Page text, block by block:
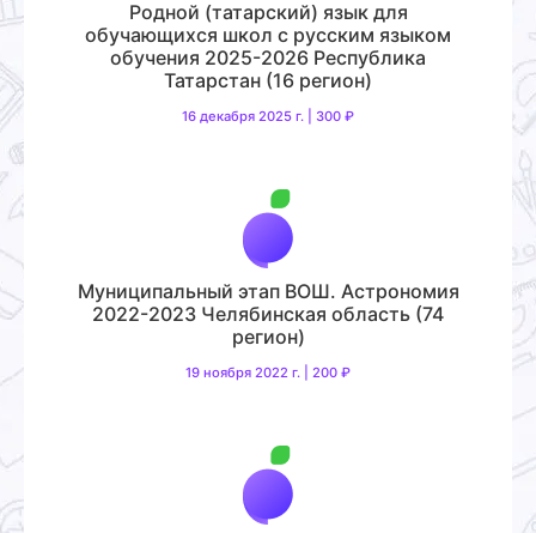
Родной (татарский) язык для
обучающихся школ с русским языком
обучения 2025-2026 Республика
Татарстан (16 регион)
16 декабря 2025 г. | 300 ₽
Муниципальный этап ВОШ. Астрономия
2022-2023 Челябинская область (74
регион)
19 ноября 2022 г. | 200 ₽